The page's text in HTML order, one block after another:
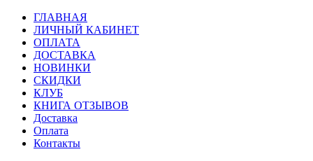
ГЛАВНАЯ
ЛИЧНЫЙ КАБИНЕТ
ОПЛАТА
ДОСТАВКА
НОВИНКИ
СКИДКИ
КЛУБ
КНИГА ОТЗЫВОВ
Доставка
Оплата
Контакты